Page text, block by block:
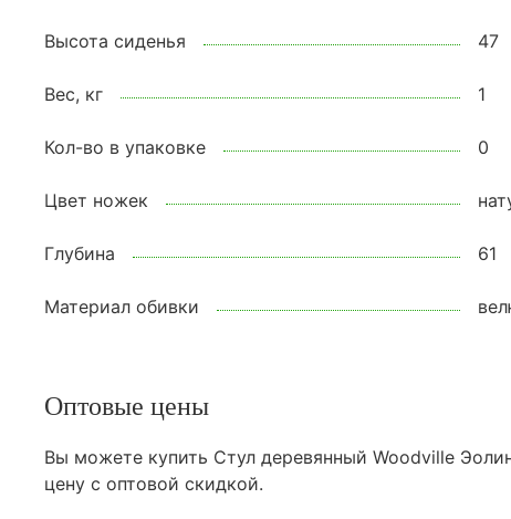
Высота сиденья 47
Вес, кг 1
Кол-во в упаковке 0
Цвет ножек
Глубина 61
Материал обивки
Оптовые цены
Вы можете купить Стул деревянный Woodville
цену с оптовой скидкой.